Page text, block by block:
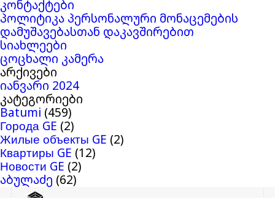
კონტაქტები
პოლიტიკა პერსონალური მონაცემების
დამუშავებასთან დაკავშირებით
სიახლეები
ცოცხალი კამერა
არქივები
იანვარი 2024
კატეგორიები
Batumi (459)
Города GE (2)
Жилые объекты GE (2)
Квартиры GE (12)
Новости GE (2)
აბულაძე (62)